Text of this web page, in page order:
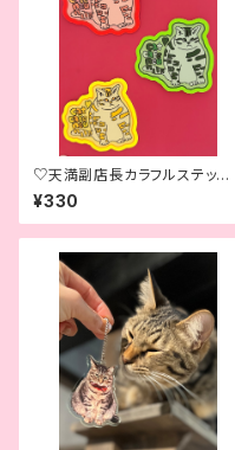
♡天満副店長カラフルステッカ
ー♡Colorful Tenma, Our A
ssistant Manager Sticker♡
¥330